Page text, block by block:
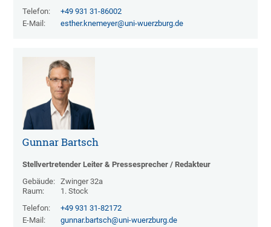
Telefon:
+49 931 31-86002
E-Mail:
esther.knemeyer@uni-wuerzburg.de
Gunnar Bartsch
Stellvertretender Leiter & Pressesprecher / Redakteur
Gebäude: Zwinger 32a
Raum:
1. Stock
Telefon:
+49 931 31-82172
E-Mail:
gunnar.bartsch@uni-wuerzburg.de